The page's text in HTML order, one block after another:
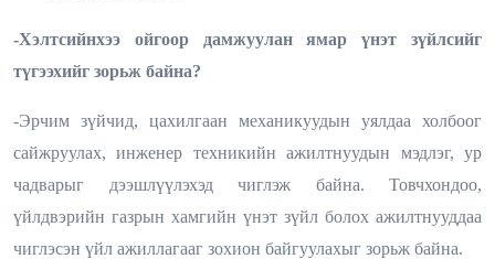
-Хэлтсийнхээ ойгоор дамжуулан ямар үнэт зүйлсийг
түгээхийг зорьж байна?
-Эрчим зүйчид, цахилгаан механикуудын уялдаа холбоог
сайжруулах, инженер техникийн ажилтнуудын мэдлэг, ур
чадварыг дээшлүүлэхэд чиглэж байна. Товчхондоо,
үйлдвэрийн газрын хамгийн үнэт зүйл болох ажилтнууддаа
чиглэсэн үйл ажиллагааг зохион байгуулахыг зорьж байна.